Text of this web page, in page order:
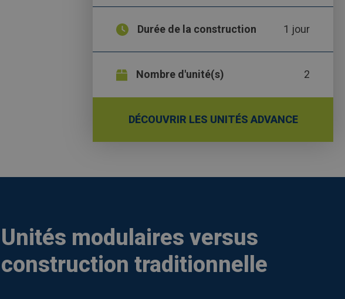
Durée de la construction 1 jour
Nombre d'unité(s) 2
DÉCOUVRIR LES UNITÉS ADVANCE
Unités modulaires versus
construction traditionnelle